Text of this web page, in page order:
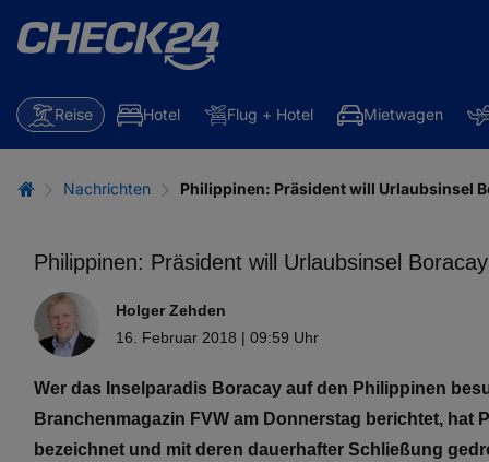
Reise Hotel Flug + Hotel Mietwagen
Nachrichten Philippinen: Präsident will Urlaubsinsel
Philippinen: Präsident will Urlaubsinsel
Holger Zehden
16. Februar 2018 | 09:59 Uhr
Wer das Inselparadis Boracay auf den Philippinen
Branchenmagazin FVW am Donnerstag berichtet,
bezeichnet und mit deren dauerhafter Schließung